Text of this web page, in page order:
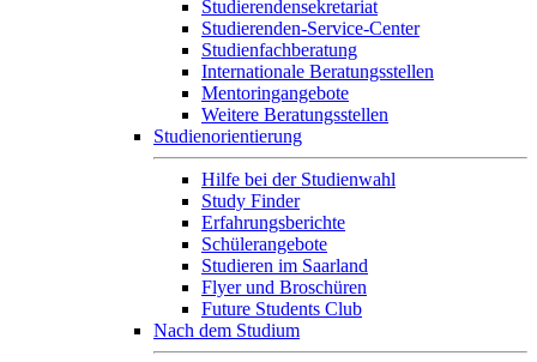
Studierendensekretariat
Studierenden-Service-Center
Studienfachberatung
Internationale Beratungsstellen
Mentoringangebote
Weitere Beratungsstellen
Studienorientierung
Hilfe bei der Studienwahl
Study Finder
Erfahrungsberichte
Schülerangebote
Studieren im Saarland
Flyer und Broschüren
Future Students Club
Nach dem Studium